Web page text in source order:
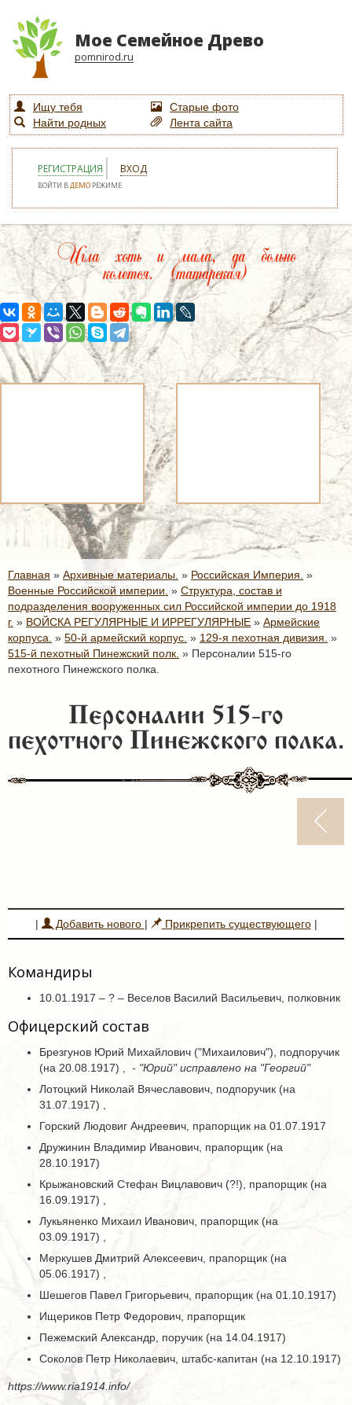
Мое Семейное Древо
pomnirod.ru
Ищу тебя
Старые фото
Найти родных
Лента сайта
РЕГИСТРАЦИЯ ВХОД
ВОЙТИ ВДЕМО РЕЖИМЕ
Игла хоть и мала, да больно
колется. (татарская)
Главная » Архивные материалы. » Российская Империя. »
Военные Российской империи. » Структура, состав и
подразделения вооруженных сил Российской империи до 1918
г. » ВОЙСКА РЕГУЛЯРНЫЕ И ИРРЕГУЛЯРНЫЕ » Армейские
корпуса. » 50-й армейский корпус. » 129-я пехотная дивизия. »
515-й пехотный Пинежский полк. » Персоналии 515-го
пехотного Пинежского полка.
Персоналии 515-го
пехотного Пинежского полка.
| Добавить нового | Прикрепить существующего|
Командиры
10.01.1917 – ? – Веселов Василий Васильевич, полковник
Офицерский состав
Брезгунов Юрий Михайлович ("Михаилович"), подпоручик
(на 20.08.1917) , - "Юрий" исправлено на "Георгий"
Лотоцкий Николай Вячеславович, подпоручик (на
31.07.1917) ,
Горский Людовиг Андреевич, прапорщик на 01.07.1917
Дружинин Владимир Иванович, прапорщик (на
28.10.1917)
Крыжановский Стефан Вицлавович (?!), прапорщик (на
16.09.1917) ,
Лукьяненко Михаил Иванович, прапорщик (на
03.09.1917) ,
Меркушев Дмитрий Алексеевич, прапорщик (на
05.06.1917) ,
Шешегов Павел Григорьевич, прапорщик (на 01.10.1917)
Ищериков Петр Федорович, прапорщик
Пежемский Александр, поручик (на 14.04.1917)
Соколов Петр Николаевич, штабс-капитан (на 12.10.1917)
https://www.ria1914.info/